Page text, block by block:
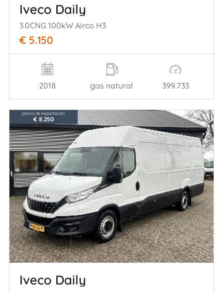
Iveco Daily
3.0CNG 100kW Airco H3
€ 5.150
2018 gas natural 399.733
precio de exportación
€ 8.250
Iveco Daily